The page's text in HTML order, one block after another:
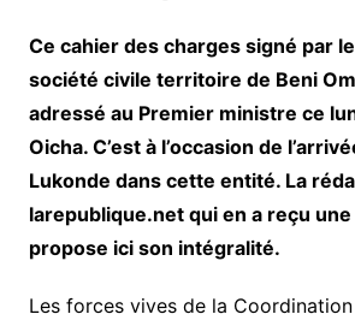
Ce cahier des charges signé par
société civile territoire de Beni
adressé au Premier ministre ce
Oicha. C’est à l’occasion de
Lukonde dans cette entité. La
larepublique.net qui en a reçu
propose ici son intégralité.
Les forces vives de la